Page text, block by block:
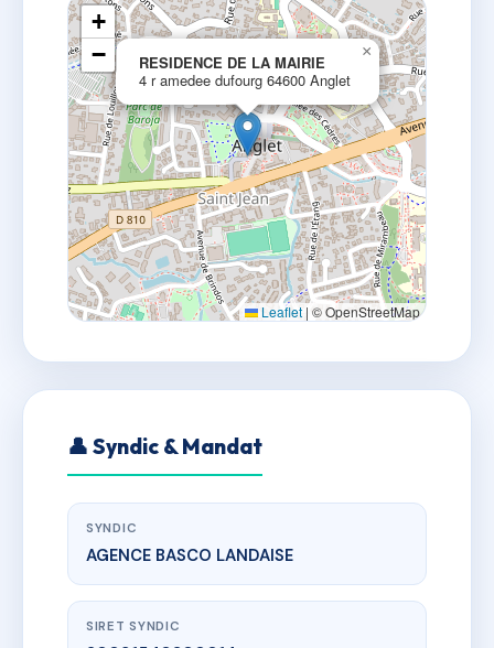
RESIDENCE DE LA MAIRIE
4 r amedee dufourg 64600 Anglet
×
+
−
Leaflet | © OpenStreetMap
👤 Syndic & Mandat
SYNDIC
AGENCE BASCO LANDAISE
SIRET SYNDIC